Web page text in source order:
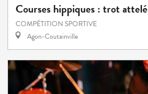
Courses hippiques : trot attelé
COMPÉTITION SPORTIVE
Agon-Coutainville